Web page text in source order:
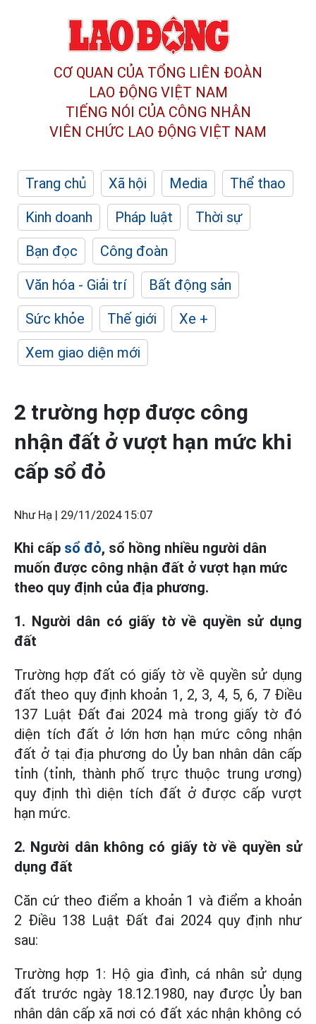
CƠ QUAN CỦA TỔNG LIÊN ĐOÀN
LAO ĐỘNG VIỆT NAM
TIẾNG NÓI CỦA CÔNG NHÂN
VIÊN CHỨC LAO ĐỘNG VIỆT NAM
Trang chủ Xã hội Media
Thể thao
Kinh doanh
Pháp luật
Thời sự
Bạn đọc
Công đoàn
Văn hóa - Giải trí
Bất động sản
Sức khỏe
Thế giới
Xe +
Xem giao diện mới
2 trường hợp được công
nhận đất ở vượt hạn mức khi
cấp sổ đỏ
Như Hạ | 29/11/2024 15:07
Khi cấp sổ đỏ, sổ hồng nhiều người dân
muốn được công nhận đất ở vượt hạn mức
theo quy định của địa phương.
1. Người dân có giấy tờ về quyền sử dụng
đất
Trường hợp đất có giấy tờ về quyền sử dụng
đất theo quy định khoản 1, 2, 3, 4, 5, 6, 7 Điều
137 Luật Đất đai 2024 mà trong giấy tờ đó
diện tích đất ở lớn hơn hạn mức công nhận
đất ở tại địa phương do Ủy ban nhân dân cấp
tỉnh (tỉnh, thành phố trực thuộc trung ương)
quy định thì diện tích đất ở được cấp vượt
hạn mức.
2. Người dân không có giấy tờ về quyền sử
dụng đất
Căn cứ theo điểm a khoản 1 và điểm a khoản
2 Điều 138 Luật Đất đai 2024 quy định như
sau:
Trường hợp 1: Hộ gia đình, cá nhân sử dụng
đất trước ngày 18.12.1980, nay được Ủy ban
nhân dân cấp xã nơi có đất xác nhận không có